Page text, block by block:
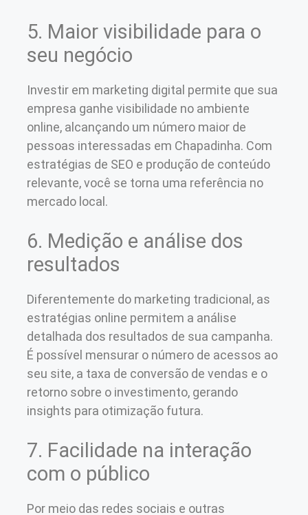
5. Maior visibilidade para o
seu negócio
Investir em marketing digital permite que sua
empresa ganhe visibilidade no ambiente
online, alcançando um número maior de
pessoas interessadas em Chapadinha. Com
estratégias de SEO e produção de conteúdo
relevante, você se torna uma referência no
mercado local.
6. Medição e análise dos
resultados
Diferentemente do marketing tradicional, as
estratégias online permitem a análise
detalhada dos resultados de sua campanha.
É possível mensurar o número de acessos ao
seu site, a taxa de conversão de vendas e o
retorno sobre o investimento, gerando
insights para otimização futura.
7. Facilidade na interação
com o público
Por meio das redes sociais e outras